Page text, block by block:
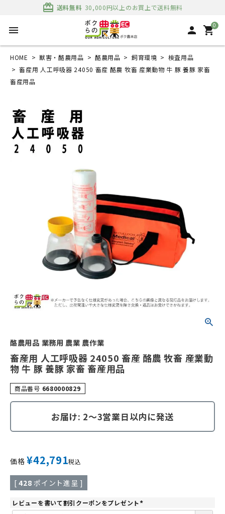
card_giftcard 送料無料 30,000円以上のお買上で送料無料
menu person 0
shopping_cart
HOME 獣害・酪農用品 酪農用品 飼育環境
検査用品
畜産用 人工呼吸器 24050 畜産 酪農 牧畜 産業動物 牛 豚 養豚 家畜
畜産用品
酪農用品 業務用 農業 農作業
畜産用 人工呼吸器 24050 畜産 酪農 牧畜 産業動
物 牛 豚 養豚 家畜 畜産用品
商品番号 6680000829
お届け: 2～3営業日以内に発送
価格 ¥42,791税込
[ 428 ポイント進呈 ]
レビューを書いて割引クーポンをプレゼント
(